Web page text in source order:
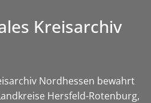
Kreisarchiv
Nordhessen bewahrt
Hersfeld-Rotenburg,